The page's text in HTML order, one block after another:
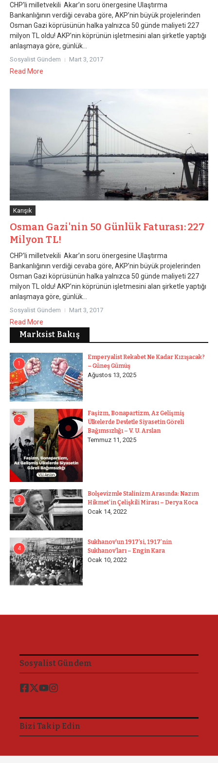
CHP’li milletvekili Akar’ın soru önergesine Ulaştırma
Bankanlığının verdiği cevaba göre, AKP’nin büyük projelerinden
Osman Gazi köprüsünün halka yalnızca 50 günde maliyeti 227
milyon TL oldu! AKP’nin köprünün işletmesini alan şirketle yaptığı
anlaşmaya göre, günlük...
Sosyalist Gündem Mart 3, 2017
Read More
Karışık
Osman Gazi'nin 50 Günlük Faturası: 227
Milyon TL!
CHP’li milletvekili Akar’ın soru önergesine Ulaştırma
Bankanlığının verdiği cevaba göre, AKP’nin büyük projelerinden
Osman Gazi köprüsünün halka yalnızca 50 günde maliyeti 227
milyon TL oldu! AKP’nin köprünün işletmesini alan şirketle yaptığı
anlaşmaya göre, günlük...
Sosyalist Gündem Mart 3, 2017
Read More
Marksist Bakış
1
Emperyalist Rekabet Ne Kadar Kızışacak?
– Güneş Gümüş
Ağustos 13, 2025
2
Faşizm, Bonapartizm, Az Gelişmiş
Ülkelerde Devletle Siyasetin Göreli
Bağımsızlığı – V. U. Arslan
Temmuz 11, 2025
3
Bolşevizmle Stalinizm Arasında: Nazım
Hikmet’in Çelişkili Mirası – Derya Koca
Ocak 14, 2022
4
Sukhanov’un 1917’si, 1917’nin
Sukhanov’ları – Engin Kara
Ocak 10, 2022
Sosyalist Gündem
Bizi Takip Edin